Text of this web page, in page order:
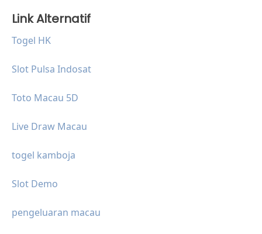
Link Alternatif
Togel HK
Slot Pulsa Indosat
Toto Macau 5D
Live Draw Macau
togel kamboja
Slot Demo
pengeluaran macau